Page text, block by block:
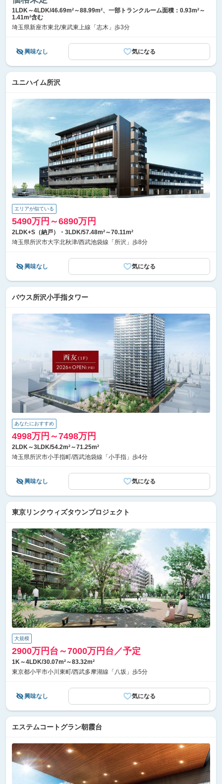
1LDK～4LDK/46.69m²～88.99m²、一部トランクルーム面積：0.93m²～
1.41m²含む
埼玉県新座市東北/東武東上線「志木」歩3分
興味なし 気になる
ユニハイム所沢
エリアが似ている
5490万円～6890万円
2LDK+S（納戸）・3LDK/57.48m²～70.11m²
埼玉県所沢市大字北秋津/西武池袋線「所沢」歩8分
興味なし 気になる
バウス所沢小手指タワー
あなたにおすすめ
4998万円～7498万円
2LDK～3LDK/54.2m²～71.25m²
埼玉県所沢市小手指町/西武池袋線「小手指」歩4分
興味なし 気になる
東京リンクウィズタウンプロジェクト
大規模
2900万円台～7000万円台／予定
1K～4LDK/30.07m²～83.32m²
東京都小平市小川東町/西武多摩湖線「八坂」歩5分
興味なし 気になる
エステムコートグラン朝霞台